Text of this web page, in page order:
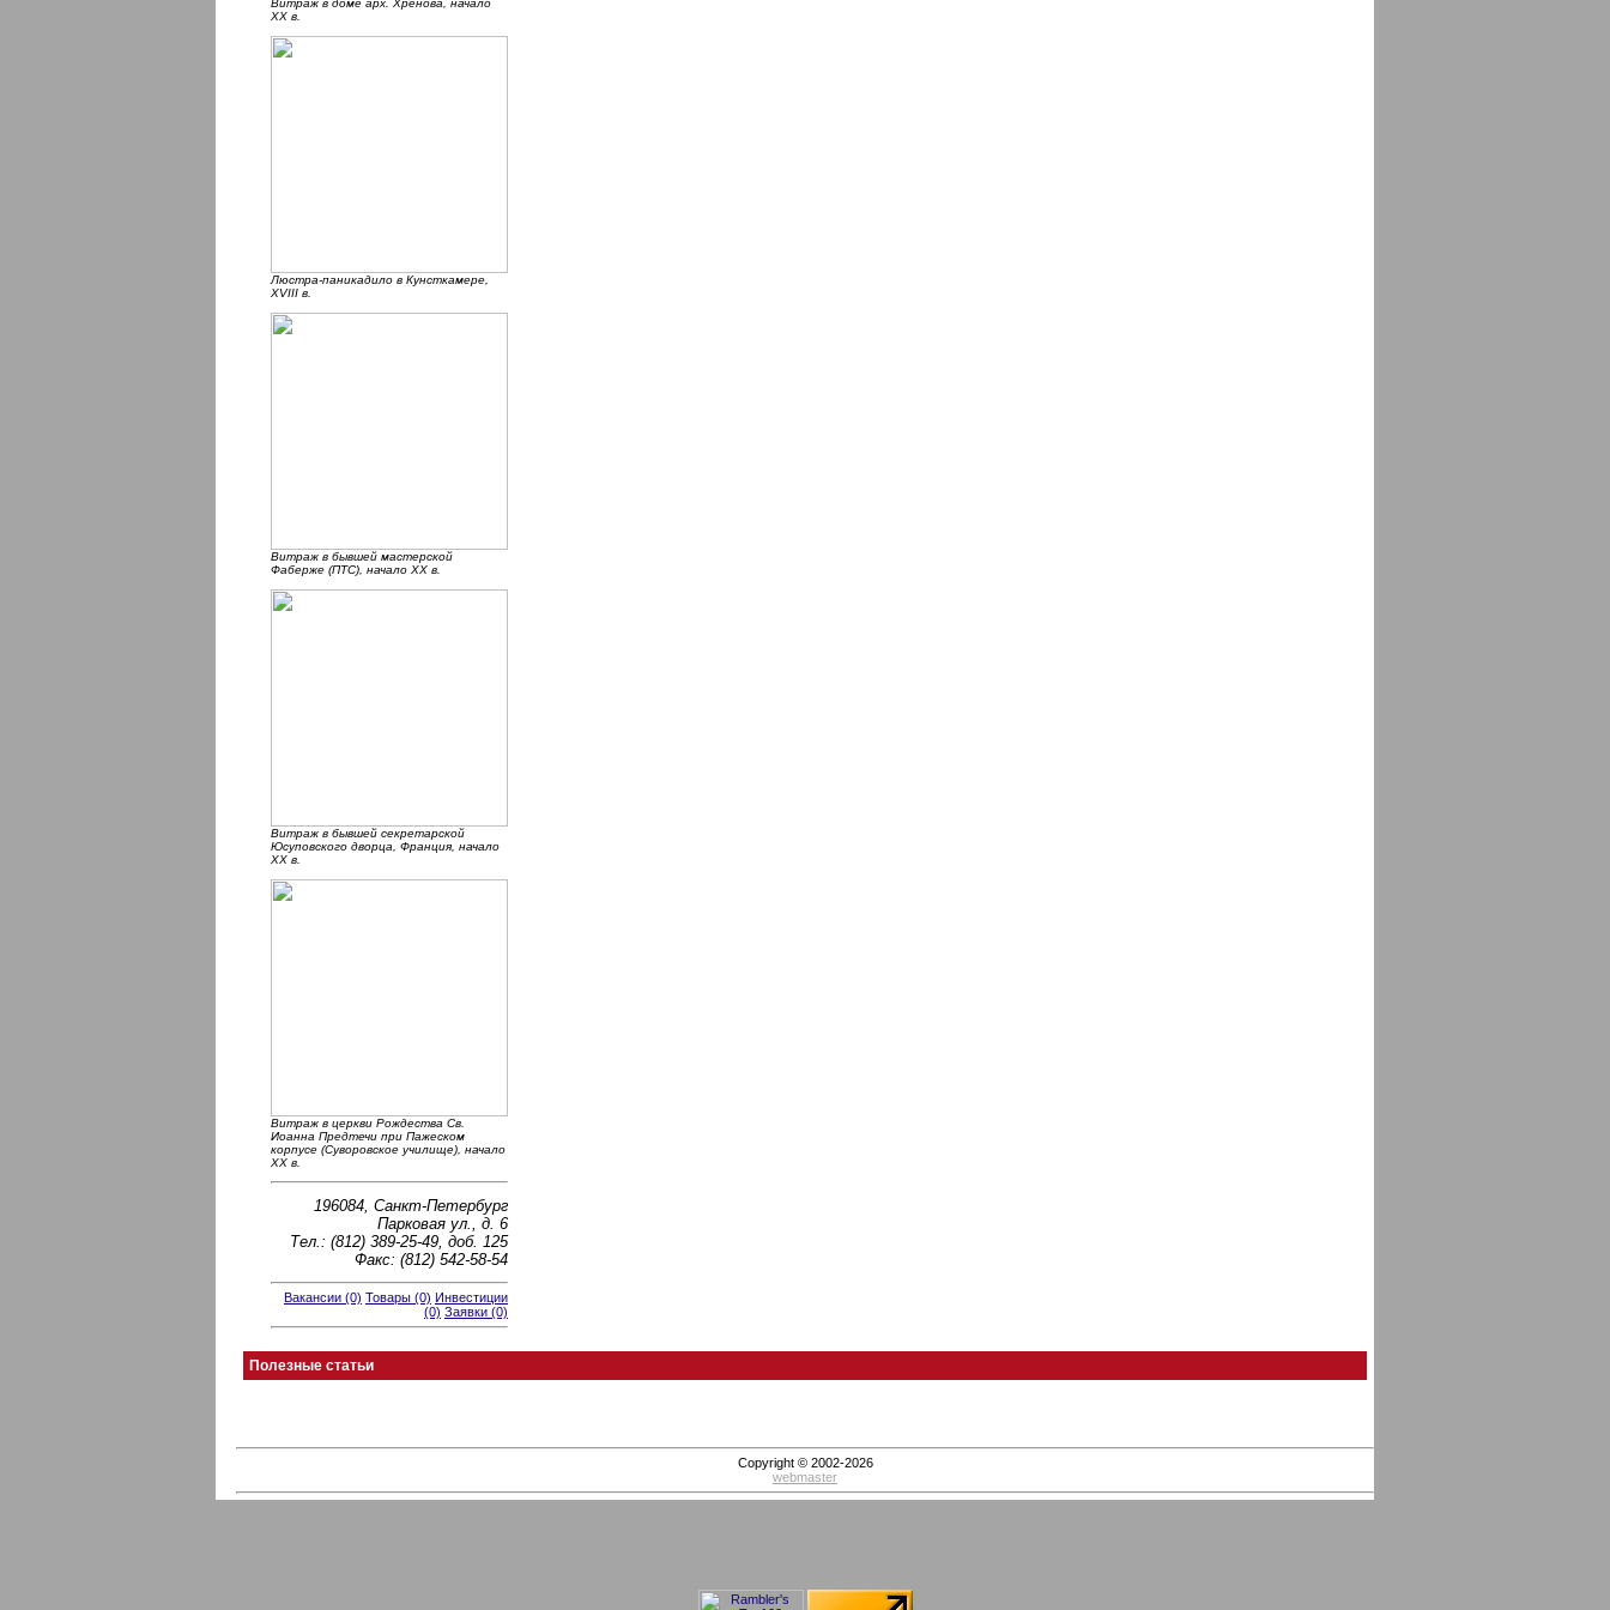
Витраж в доме арх. Хренова, начало
ХХ в.
Люстра-паникадило в Кунсткамере,
ХVIII в.
Витраж в бывшей мастерской
Фаберже (ПТС), начало ХХ в.
Витраж в бывшей секретарской
Юсуповского дворца, Франция, начало
ХХ в.
Витраж в церкви Рождества Св.
Иоанна Предтечи при Пажеском
корпусе (Суворовское училище), начало
ХХ в.
196084, Санкт-Петербург
Парковая ул., д. 6
Тел.: (812) 389-25-49, доб. 125
Факс: (812) 542-58-54
Вакансии (0) Товары (0) Инвестиции
(0) Заявки (0)
Полезные статьи
Copyright © 2002-2026
webmaster